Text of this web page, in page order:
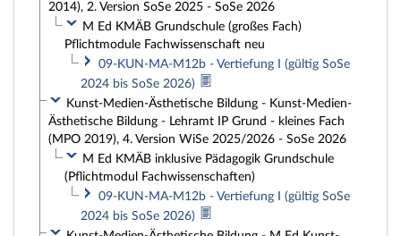
2014), 2. Version SoSe 2025 - SoSe 2026
M Ed KMÄB Grundschule (großes Fach)
Pflichtmodule Fachwissenschaft neu
09-KUN-MA-M12b - Vertiefung I (gültig SoSe
2024 bis SoSe 2026)
Kunst-Medien-Ästhetische Bildung - Kunst-Medien-
Ästhetische Bildung - Lehramt IP Grund - kleines Fach
(MPO 2019), 4. Version WiSe 2025/2026 - SoSe 2026
M Ed KMÄB inklusive Pädagogik Grundschule
(Pflichtmodul Fachwissenschaften)
09-KUN-MA-M12b - Vertiefung I (gültig SoSe
2024 bis SoSe 2026)